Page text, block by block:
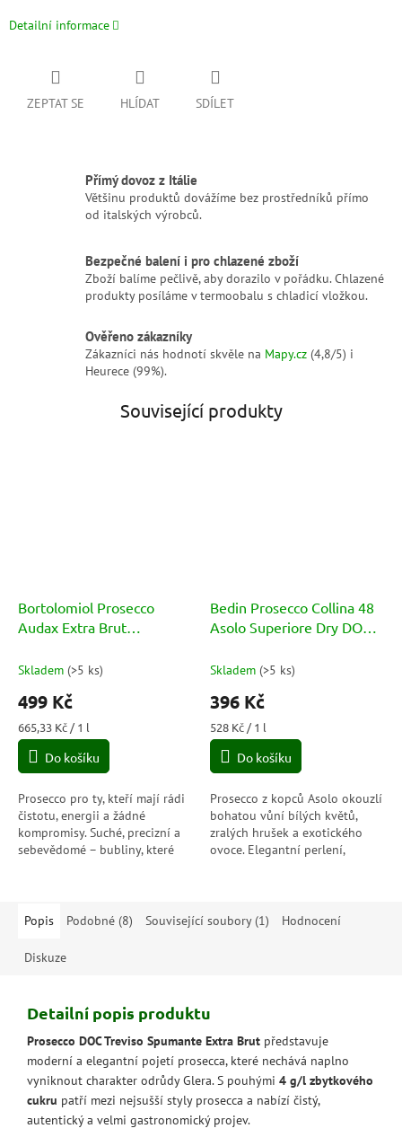
Detailní informace
ZEPTAT SE HLÍDAT SDÍLET
Přímý dovoz z Itálie
Většinu produktů dovážíme bez prostředníků přímo
od italských výrobců.
Bezpečné balení i pro chlazené zboží
Zboží balíme pečlivě, aby dorazilo v pořádku. Chlazené
produkty posíláme v termoobalu s chladicí vložkou.
Ověřeno zákazníky
Zákazníci nás hodnotí skvěle na Mapy.cz (4,8/5) i
Heurece (99%).
Související produkty
Bortolomiol Prosecco
Audax Extra Brut
Superiore DOCG 12%
Skladem (>5 ks)
499 Kč
Měrná
cena:
665,33 Kč / 1 l
Do košíku
Prosecco pro ty, kteří mají rádi
čistotu, energii a žádné
kompromisy. Suché, precizní a
sebevědomé – bubliny, které
Bedin Prosecco Collina 48
Asolo Superiore Dry DOCG
Skladem (>5 ks)
396 Kč
Měrná
cena:
528 Kč / 1 l
Do košíku
Prosecco z kopců Asolo okouzlí
bohatou vůní bílých květů,
zralých hrušek a exotického
ovoce. Elegantní perlení,
Popis Podobné (8) Související soubory (1) Hodnocení
Diskuze
Detailní popis produktu
Prosecco DOC Treviso Spumante Extra Brut představuje
moderní a elegantní pojetí prosecca, které nechává naplno
vyniknout charakter odrůdy Glera. S pouhými 4 g/l zbytkového
cukru patří mezi nejsušší styly prosecca a nabízí čistý,
autentický a velmi gastronomický projev.